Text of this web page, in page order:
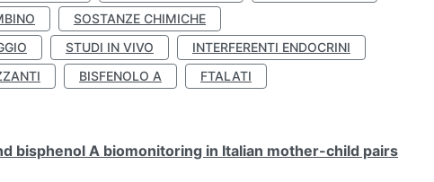
SOSTANZE CHIMICHE
STUDI IN VIVO
INTERFERENTI ENDOCRINI
BISFENOLO A
FTALATI
bisphenol A biomonitoring in Italian mother-child pairs